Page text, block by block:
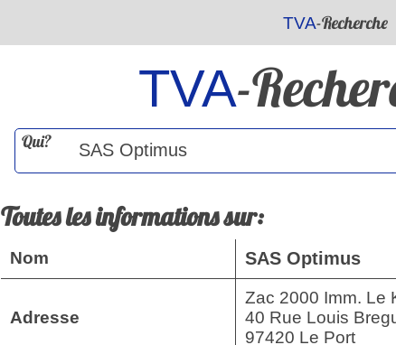
TVA-Recherche
TVA-
Qui?
Toutes les informations sur:
Nom SAS Optimus
Adresse
Zac 2000 Imm. Le
40 Rue Louis
97420 Le Port